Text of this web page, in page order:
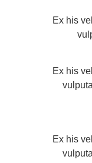
Ex his
Ex his
Ex his